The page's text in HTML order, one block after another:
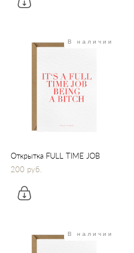
В наличии
Открытка FULL TIME JOB
200 pуб.
В наличии